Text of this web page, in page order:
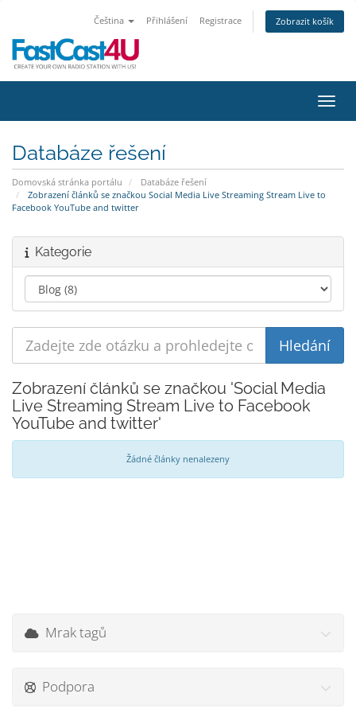
Čeština Přihlášení Registrace Zobrazit košík
Databáze řešení
Domovská stránka portálu
Databáze řešení
Zobrazení článků se značkou Social Media Live Streaming Stream Live to
Facebook YouTube and twitter
Kategorie
Zobrazení článků se značkou 'Social Media
Live Streaming Stream Live to Facebook
YouTube and twitter'
Žádné články nenalezeny
Mrak tagů
Podpora